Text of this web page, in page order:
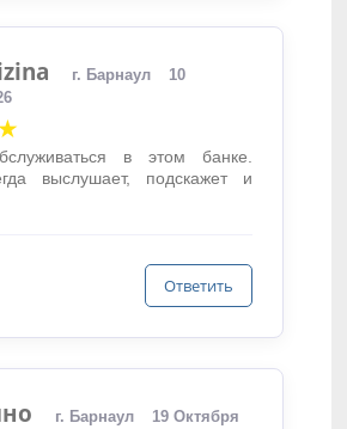
г. Барнаул
10
в этом банке.
выслушает, подскажет и
Ответить
г. Барнаул
19 Октября